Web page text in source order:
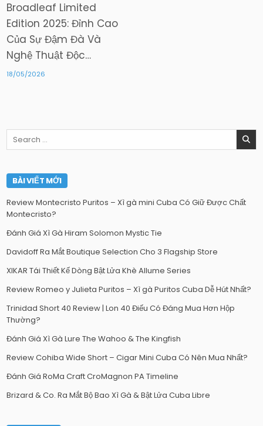
Broadleaf Limited
Edition 2025: Đỉnh Cao
Của Sự Đậm Đà Và
Nghệ Thuật Độc…
18/05/2026
Search
for:
BÀI VIẾT MỚI
Review Montecristo Puritos – Xì gà mini Cuba Có Giữ Được Chất
Montecristo?
Đánh Giá Xì Gà Hiram Solomon Mystic Tie
Davidoff Ra Mắt Boutique Selection Cho 3 Flagship Store
XIKAR Tái Thiết Kế Dòng Bật Lửa Khè Allume Series
Review Romeo y Julieta Puritos – Xì gà Puritos Cuba Dễ Hút Nhất?
Trinidad Short 40 Review | Lon 40 Điếu Có Đáng Mua Hơn Hộp
Thường?
Đánh Giá Xì Gà Lure The Wahoo & The Kingfish
Review Cohiba Wide Short – Cigar Mini Cuba Có Nên Mua Nhất?
Đánh Giá RoMa Craft CroMagnon PA Timeline
Brizard & Co. Ra Mắt Bộ Bao Xì Gà & Bật Lửa Cuba Libre